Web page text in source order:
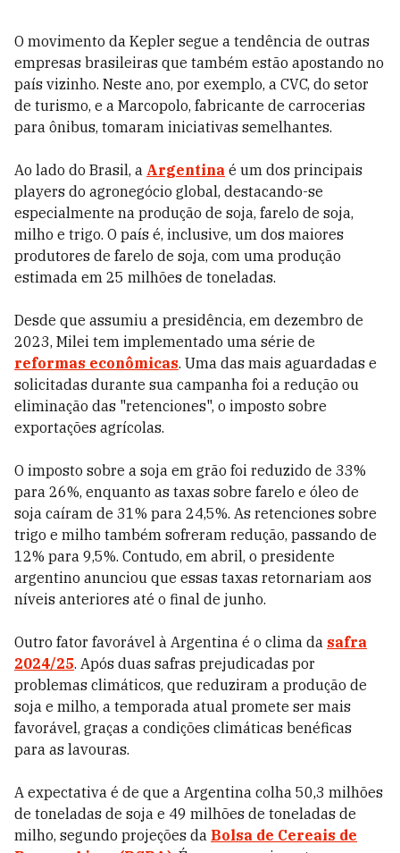
O movimento da Kepler segue a tendência de outras
empresas brasileiras que também estão apostando no
país vizinho. Neste ano, por exemplo, a CVC, do setor
de turismo, e a Marcopolo, fabricante de carrocerias
para ônibus, tomaram iniciativas semelhantes.
Ao lado do Brasil, a Argentina é um dos principais
players do agronegócio global, destacando-se
especialmente na produção de soja, farelo de soja,
milho e trigo. O país é, inclusive, um dos maiores
produtores de farelo de soja, com uma produção
estimada em 25 milhões de toneladas.
Desde que assumiu a presidência, em dezembro de
2023, Milei tem implementado uma série de
reformas econômicas. Uma das mais aguardadas e
solicitadas durante sua campanha foi a redução ou
eliminação das "retenciones", o imposto sobre
exportações agrícolas.
O imposto sobre a soja em grão foi reduzido de 33%
para 26%, enquanto as taxas sobre farelo e óleo de
soja caíram de 31% para 24,5%. As retenciones sobre
trigo e milho também sofreram redução, passando de
12% para 9,5%. Contudo, em abril, o presidente
argentino anunciou que essas taxas retornariam aos
níveis anteriores até o final de junho.
Outro fator favorável à Argentina é o clima da safra
2024/25. Após duas safras prejudicadas por
problemas climáticos, que reduziram a produção de
soja e milho, a temporada atual promete ser mais
favorável, graças a condições climáticas benéficas
para as lavouras.
A expectativa é de que a Argentina colha 50,3 milhões
de toneladas de soja e 49 milhões de toneladas de
milho, segundo projeções da Bolsa de Cereais de